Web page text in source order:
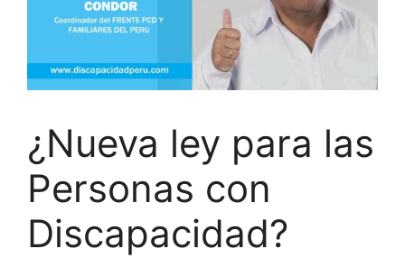
¿Nueva ley para las
Personas con
Discapacidad?